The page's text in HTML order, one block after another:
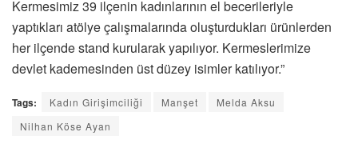
Kermesimiz 39 ilçenin kadınlarının el becerileriyle
yaptıkları atölye çalışmalarında oluşturdukları ürünlerden
her ilçende stand kurularak yapılıyor. Kermeslerimize
devlet kademesinden üst düzey isimler katılıyor.”
Tags: Kadın Girişimciliği Manşet
Melda Aksu
Nilhan Köse Ayan